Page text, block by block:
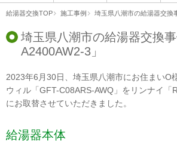
給湯器交換TOP 施工事例 埼玉県八潮市の給湯器交換
埼玉県八潮市の給湯器交換
A2400AW2-3」
2023年6月30日、埼玉県八潮市にお住まいO
ウィル「GFT-C08ARS-AWQ」をリンナイ「
にお取替させていただきました。
給湯器本体